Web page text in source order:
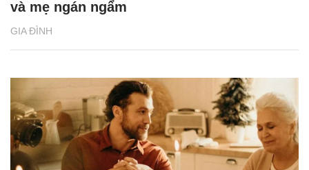
GIA ĐÌNH
và mẹ ngán ngẩm